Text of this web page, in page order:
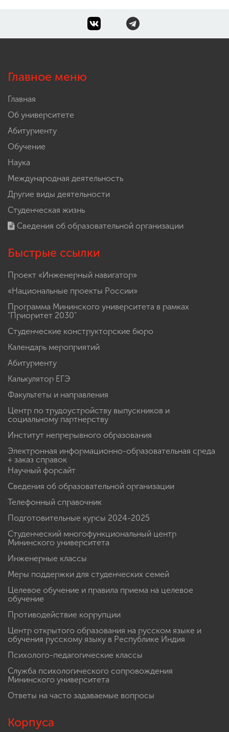
Главное меню
Главная
Об университете
Абитуриенту
Обучение
Наука
Международная деятельность
Другие виды деятельности
Студенческая жизнь
Сведения об образовательной организации
Быстрые ссылки
Проект «Инженерный навигатор»
«Национальные проекты России»
Программа Мининского университета в рамках
"Приоритет 2030"
Студенческие конструкторские бюро
Календарь мероприятий
Абитуриенту
Калькулятор ЕГЭ
Факультеты и направления
Центр по трудоустройству выпускников и
социальному партнерству
Институт непрерывного образования
Электронная информационно-образовательная среда
+ заказ справок
Научный форсайт
Сведения об образовательной организации
Телефонный справочник
Подготовительные курсы 2024-2025
Студенческий многофункциональный центр
Мининского университета
Инженерные классы
Меры поддержки для студенческих семей
Целевое обучение и правила приема на целевое
обучение
Противодействие коррупции
Центр открытого образования на русском языке и
обучения русскому языку в Республике Индия
Психолого-педагогические классы
Служба психологического сопровождения
Мининского университета
Ответы на часто задаваемые вопросы
Корпуса